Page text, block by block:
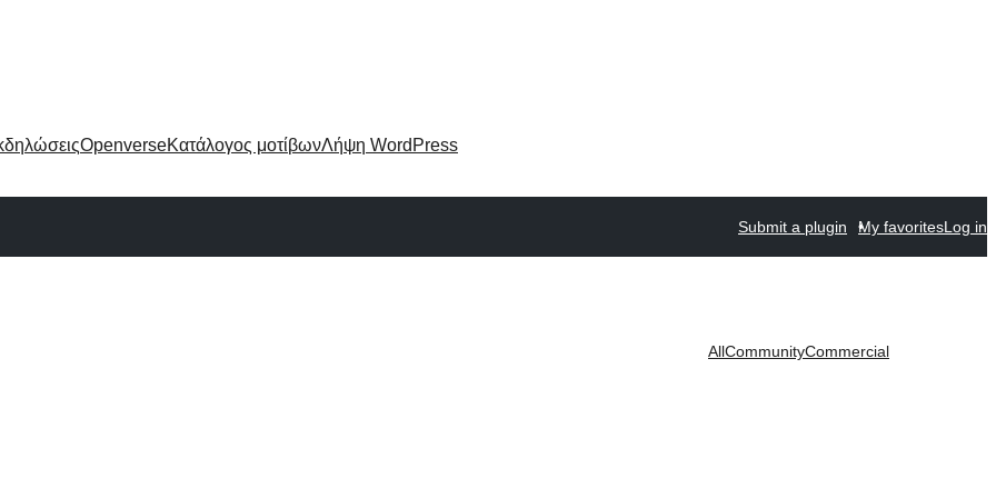
OpenverseΚατάλογος μοτίβωνΛήψη WordPress
Submit a plugin My favoritesLog in
AllCommunityCommercial